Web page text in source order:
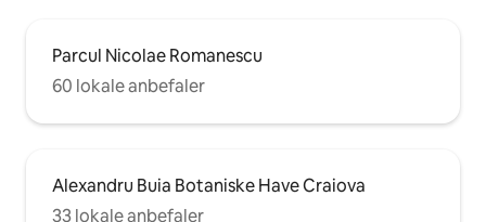
Parcul Nicolae Romanescu
60 lokale anbefaler
Alexandru Buia Botaniske Have Craiova
33 lokale anbefaler